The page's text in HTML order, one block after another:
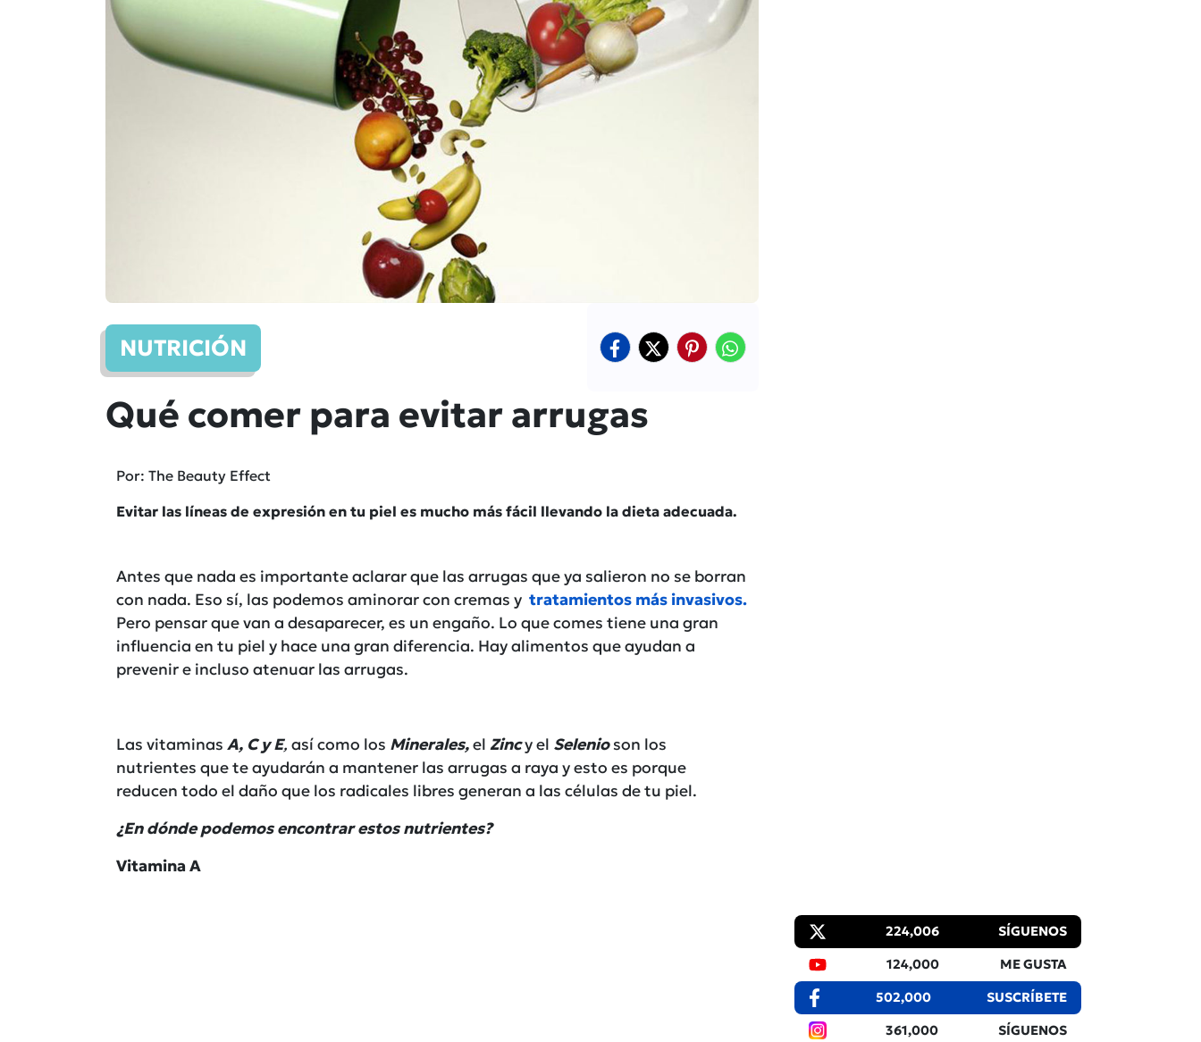
NUTRICIÓN
Qué comer para evitar arrugas
Por: The Beauty Effect
Evitar las líneas de expresión en tu piel es mucho más fácil llevando la dieta adecuada.
Antes que nada es importante aclarar que las arrugas que ya salieron no se borran
con nada. Eso sí, las podemos aminorar con cremas y tratamientos más invasivos.
Pero pensar que van a desaparecer, es un engaño. Lo que comes tiene una gran
influencia en tu piel y hace una gran diferencia. Hay alimentos que ayudan a
prevenir e incluso atenuar las arrugas.
Las vitaminas A, C y E, así como los Minerales,el Zincy el Selenioson los
nutrientes que te ayudarán a mantener las arrugas a raya y esto es porque
reducen todo el daño que los radicales libres generan a las células de tu piel.
¿En dónde podemos encontrar estos nutrientes?
Vitamina A
224,006 SÍGUENOS
124,000 ME GUSTA
502,000 SUSCRÍBETE
361,000 SÍGUENOS